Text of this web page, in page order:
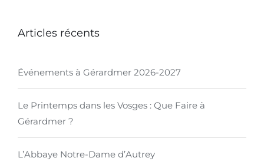
Articles récents
Événements à Gérardmer 2026-2027
Le Printemps dans les Vosges : Que Faire à
Gérardmer ?
L’Abbaye Notre-Dame d’Autrey